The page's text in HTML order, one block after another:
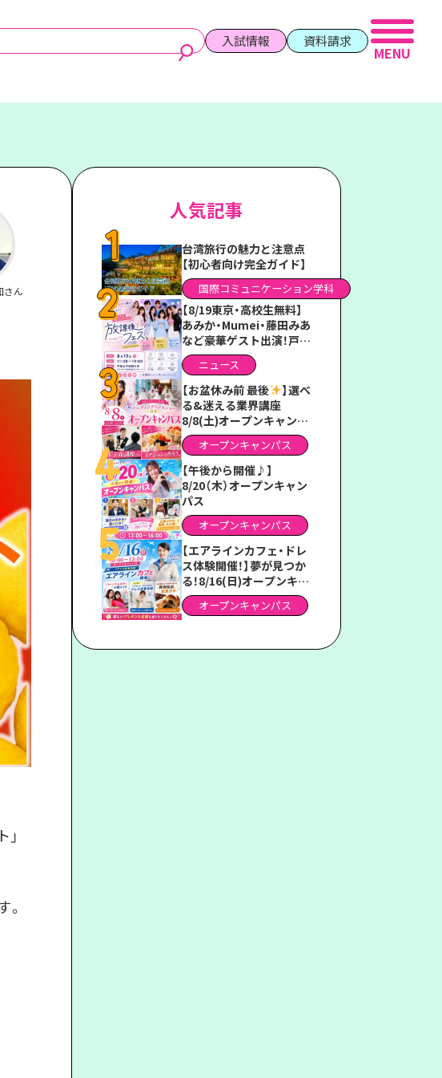
入試情報 資料請求
ん
人気記事
台湾旅行の魅力と注意点
【初心者向け完全ガイド】
国際コミュニケーション学科
【8/19東京・高校生無料】
あみか・Mumei・藤田みあ
など豪華ゲスト出演！戸板
女子短期大学「放課後フェ
ス2026」
ニュース
【お盆休み前 最後
】選べ
る&迷える業界講座
8/8(土)オープンキャンパ
ス
オープンキャンパス
【午後から開催♪】
8/20（木）オープンキャン
パス
オープンキャンパス
【エアラインカフェ・ドレ
ス体験開催！】夢が見つか
る！8/16(日)オープンキャ
ンパス
オープンキャンパス